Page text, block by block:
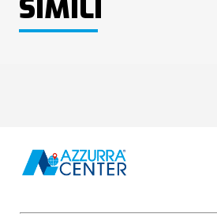
SIMILI